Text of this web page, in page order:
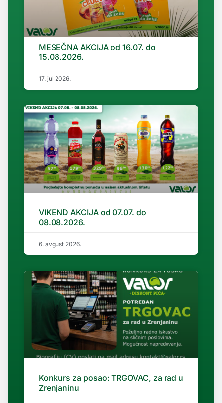
MESEČNA AKCIJA od 16.07. do
15.08.2026.
17. jul 2026.
VIKEND AKCIJA od 07.07. do
08.08.2026.
6. avgust 2026.
Konkurs za posao: TRGOVAC, za rad u
Zrenjaninu